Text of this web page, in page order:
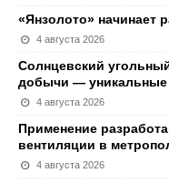
«Янзолото» начинает
4 августа 2026
Солнцевский
добычи —
4 августа 2026
Применение
вентиляции в
4 августа 2026